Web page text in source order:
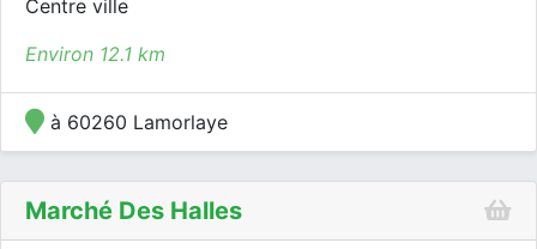
Centre ville
Environ 12.1 km
à 60260 Lamorlaye
Marché Des Halles